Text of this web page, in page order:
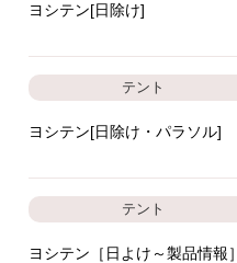
ヨシテン[日除け]
テント
ヨシテン[日除け・パラソル]
テント
ヨシテン［日よけ～製品情報］